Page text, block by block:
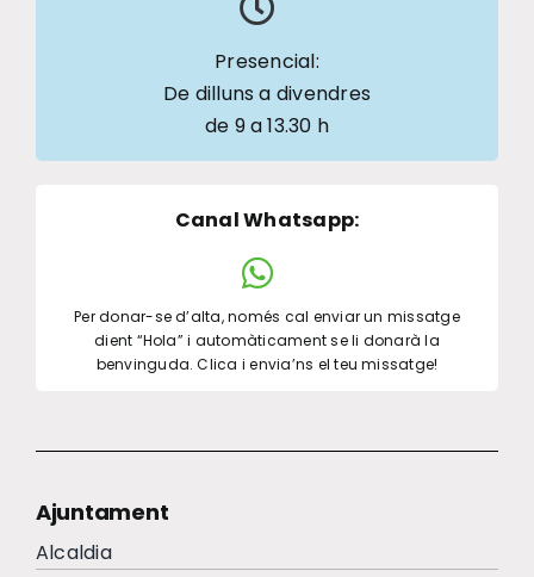
Presencial:
De dilluns a divendres
de 9 a 13.30 h
Canal Whatsapp:
Per donar-se d’alta, només cal enviar un missatge
dient “Hola” i automàticament se li donarà la
benvinguda. Clica i envia’ns el teu missatge!
Ajuntament
Alcaldia